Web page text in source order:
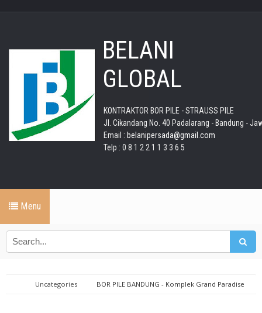
BELANI
GLOBAL
KONTRAKTOR BOR PILE - STRAUSS PILE
Jl. Cikandang No. 40 Padalarang - Bandung -
Email : belanipersada@gmail.com
Telp : 0 8 1 2 2 1 1 3 3 6 5
Menu
Uncategories
BOR PILE BANDUNG - Komplek Grand Paradise